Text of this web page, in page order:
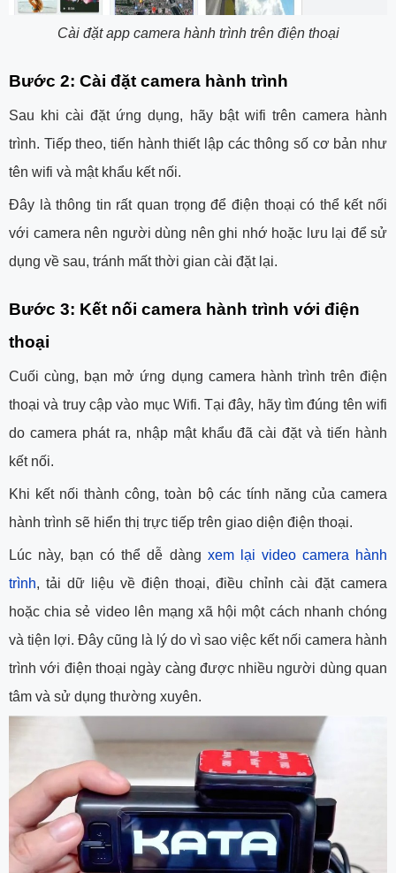
Cài đặt app camera hành trình trên điện thoại
Bước 2: Cài đặt camera hành trình
Sau khi cài đặt ứng dụng, hãy bật wifi trên camera hành
trình. Tiếp theo, tiến hành thiết lập các thông số cơ bản như
tên wifi và mật khẩu kết nối.
Đây là thông tin rất quan trọng để điện thoại có thể kết nối
với camera nên người dùng nên ghi nhớ hoặc lưu lại để sử
dụng về sau, tránh mất thời gian cài đặt lại.
Bước 3: Kết nối camera hành trình với điện
thoại
Cuối cùng, bạn mở ứng dụng camera hành trình trên điện
thoại và truy cập vào mục Wifi. Tại đây, hãy tìm đúng tên wifi
do camera phát ra, nhập mật khẩu đã cài đặt và tiến hành
kết nối.
Khi kết nối thành công, toàn bộ các tính năng của camera
hành trình sẽ hiển thị trực tiếp trên giao diện điện thoại.
Lúc này, bạn có thể dễ dàng xem lại video camera hành
trình, tải dữ liệu về điện thoại, điều chỉnh cài đặt camera
hoặc chia sẻ video lên mạng xã hội một cách nhanh chóng
và tiện lợi. Đây cũng là lý do vì sao việc kết nối camera hành
trình với điện thoại ngày càng được nhiều người dùng quan
tâm và sử dụng thường xuyên.